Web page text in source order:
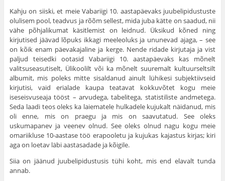
Kahju on siiski, et meie Vabariigi 10. aastapäevaks juubelipidustuste
olulisem pool, teadvus ja rõõm sellest, mida juba kätte on saadud, nii
vähe põhjalikumat käsitlemist on leidnud. Üksikud kõned ning
kirjutised jäävad lõpuks ikkagi meeleoluks ja ununevad ajaga, – see
on kõik enam päevakajaline ja kerge. Nende ridade kirjutaja ja vist
paljud teisedki ootasid Vabariigi 10. aastapäevaks kas mõnelt
valitsuseasutiselt, Ülikoolilt või ka mõnelt suuremalt kultuurseltsilt
albumit, mis poleks mitte sisaldanud ainult lühikesi subjektiivseid
kirjutisi, vaid erialade kaupa teatavat kokkuvõtet kogu meie
iseseisvuseaja tööst – arvudega, tabelitega, statistiliste andmetega.
Seda laadi teos oleks ka laiematele hulkadele kujukalt näidanud, mis
oli enne, mis on praegu ja mis on saavutatud. See oleks
uskumapanev ja veenev olnud. See oleks olnud nagu kogu meie
omariikluse 10-aastase töö erapooletu ja kujukas kajastus kirjas; kiri
aga on loetav läbi aastasadade ja kõigile.
Siia on jäänud juubelipidustusis tühi koht, mis end elavalt tunda
annab.